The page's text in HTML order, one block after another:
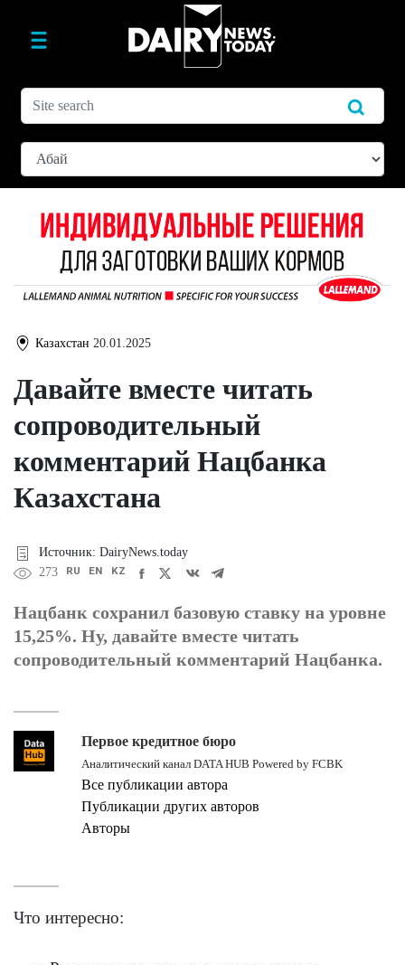
Казахстан 20.01.2025
Давайте вместе читать
сопроводительный
комментарий Нацбанка
Казахстана
Источник: DairyNews.today
273
RU EN KZ
Нацбанк сохранил базовую ставку на уровне
15,25%. Ну, давайте вместе читать
сопроводительный комментарий Нацбанка.
Первое кредитное бюро
Аналитический канал DATA HUB Powered by FCBK
Все публикации автора
Публикации других авторов
Авторы
Что интересно: